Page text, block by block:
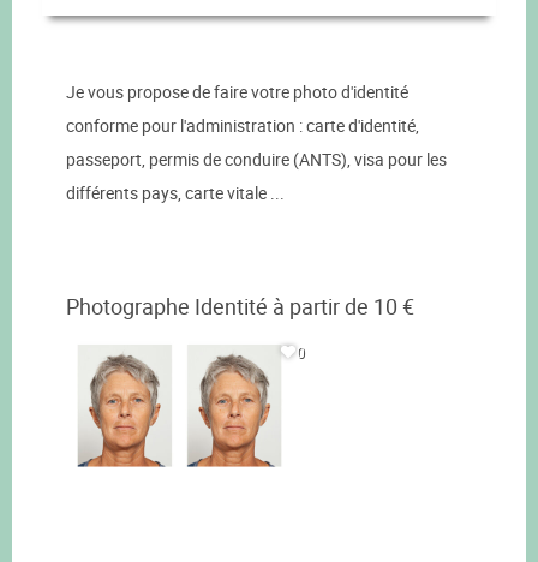
Je vous propose de faire votre photo d'identité
conforme pour l'administration : carte d'identité,
passeport, permis de conduire (ANTS), visa pour les
différents pays, carte vitale ...
Photographe Identité à partir de 10 €
0